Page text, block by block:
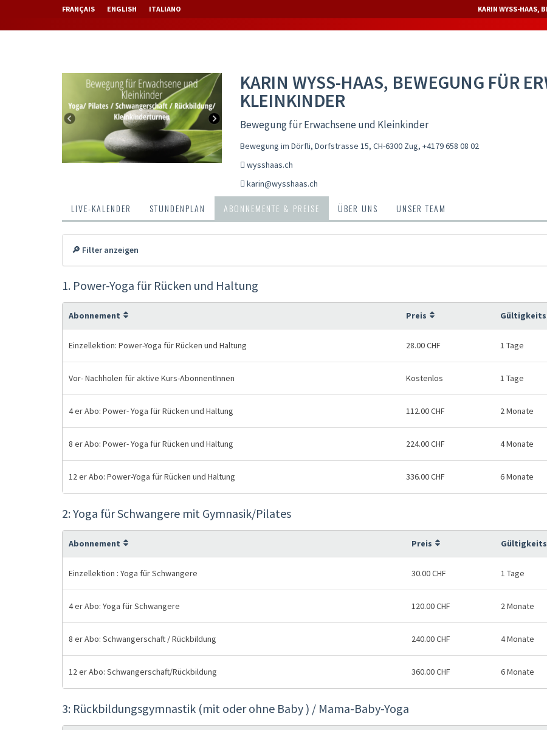
FRANÇAIS ENGLISH ITALIANO KARIN WYSS-HAAS,
KARIN WYSS-HAAS, BEWEGUNG FÜR
KLEINKINDER
Bewegung für Erwachsene und Kleinkinder
Bewegung im Dörfli, Dorfstrasse 15, CH-6300 Zug, +4179 658 08 02
wysshaas.ch
karin@wysshaas.ch
LIVE-KALENDER STUNDENPLAN ABONNEMENTE & PREISE ÜBER UNS UNSER TEAM
🔎 Filter anzeigen
1. Power-Yoga für Rücken und Haltung
Abonnement Preis
Einzellektion: Power-Yoga für Rücken und Haltung 28.00 CHF 1 Tage
Vor- Nachholen für aktive Kurs-AbonnentInnen Kostenlos 1 Tage
4 er Abo: Power- Yoga für Rücken und Haltung 112.00 CHF 2 Monate
8 er Abo: Power- Yoga für Rücken und Haltung 224.00 CHF 4 Monate
12 er Abo: Power-Yoga für Rücken und Haltung 336.00 CHF 6 Monate
2: Yoga für Schwangere mit Gymnasik/Pilates
Abonnement Preis
Einzellektion : Yoga für Schwangere 30.00 CHF 1 Tage
4 er Abo: Yoga für Schwangere 120.00 CHF 2 Monate
8 er Abo: Schwangerschaft / Rückbildung 240.00 CHF 4 Monate
12 er Abo: Schwangerschaft/Rückbildung 360.00 CHF 6 Monate
3: Rückbildungsgymnastik (mit oder ohne Baby ) / Mama-Baby-Yoga